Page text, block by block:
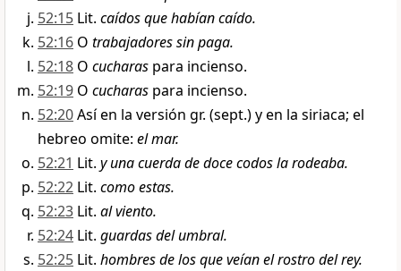
52:15 Lit. caídos que habían caído.
52:16 O trabajadores sin paga.
52:18 O cucharas para incienso.
52:19 O cucharas para incienso.
52:20Así en la versión gr. (sept.) y en la siriaca; el
hebreo omite: el mar.
52:21 Lit. y una cuerda de doce codos la rodeaba.
52:22 Lit. como estas.
52:23 Lit. al viento.
52:24 Lit. guardas del umbral.
52:25 Lit. hombres de los que veían el rostro del rey.